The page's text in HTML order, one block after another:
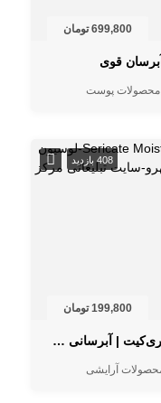
699,800 تومان
قوی
محصولات پوست
408 بازدید
199,800 تومان
لوسیون مرطوب‌کننده بدن و صورت سری‌کیت | آبرسانی طولانی‌مدت
آرایشی